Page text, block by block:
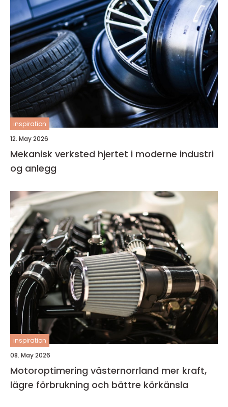
inspiration
12. May 2026
Mekanisk verksted hjertet i moderne industri
og anlegg
inspiration
08. May 2026
Motoroptimering västernorrland mer kraft,
lägre förbrukning och bättre körkänsla